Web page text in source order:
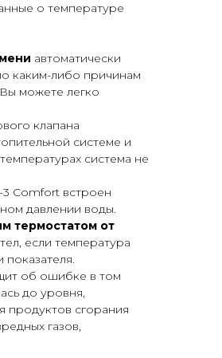
о температуре
автоматически
каким-либо причинам
можете легко
клапана
системе и
система не
3 Comfort встроен
давлении воды.
термостатом от
если температура
об ошибке в том
до уровня,
продуктов сгорания
газов,